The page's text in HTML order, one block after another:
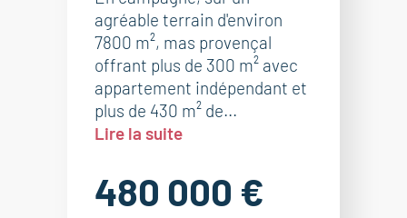
agréable terrain d'environ
7800 m², mas provençal
offrant plus de 300 m² avec
appartement indépendant et
plus de 430 m² de...
Lire la suite
480 000 €